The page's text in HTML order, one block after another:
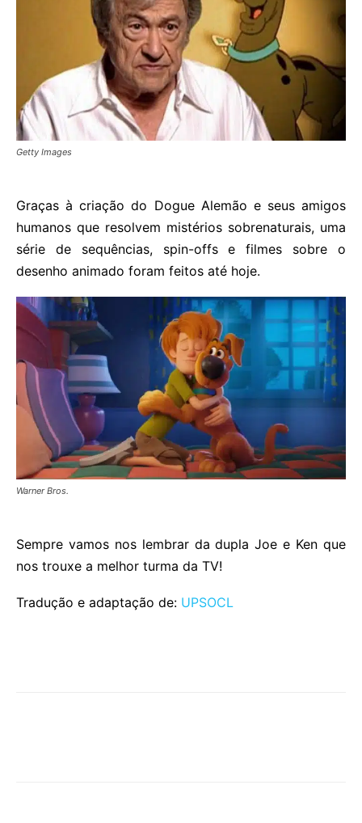
Getty Images
Graças à criação do Dogue Alemão e seus amigos
humanos que resolvem mistérios sobrenaturais, uma
série de sequências, spin-offs e filmes sobre o
desenho animado foram feitos até hoje.
Warner Bros.
Sempre vamos nos lembrar da dupla Joe e Ken que
nos trouxe a melhor turma da TV!
Tradução e adaptação de: UPSOCL